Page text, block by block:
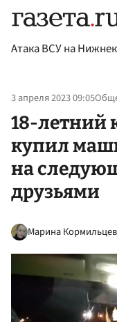
Атака ВСУ на
3 апреля 2023 09:05
18-летний
купил
на
друзьями
Марина